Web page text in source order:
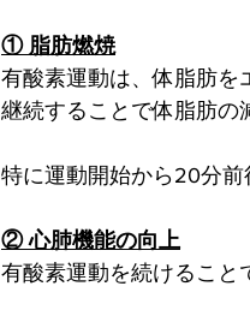
① 脂肪燃焼
有酸素運動は、体脂肪を
継続することで体脂肪の
特に運動開始から20分
② 心肺機能の向上
有酸素運動を続けること